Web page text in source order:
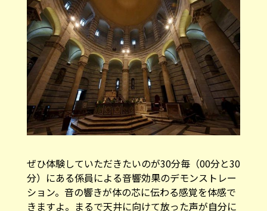
ぜひ体験していただきたいのが30分毎（00分と30
分）にある係員による音響効果のデモンストレー
ション。音の響きが体の芯に伝わる感覚を体感で
きますよ。まるで天井に向けて放った声が自分に